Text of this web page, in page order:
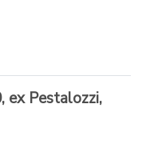
ex Pestalozzi,